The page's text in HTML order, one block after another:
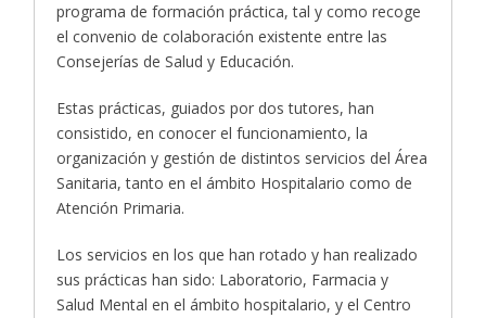
programa de formación práctica, tal y como recoge
el convenio de colaboración existente entre las
Consejerías de Salud y Educación.
Estas prácticas, guiados por dos tutores, han
consistido, en conocer el funcionamiento, la
organización y gestión de distintos servicios del Área
Sanitaria, tanto en el ámbito Hospitalario como de
Atención Primaria.
Los servicios en los que han rotado y han realizado
sus prácticas han sido: Laboratorio, Farmacia y
Salud Mental en el ámbito hospitalario, y el Centro